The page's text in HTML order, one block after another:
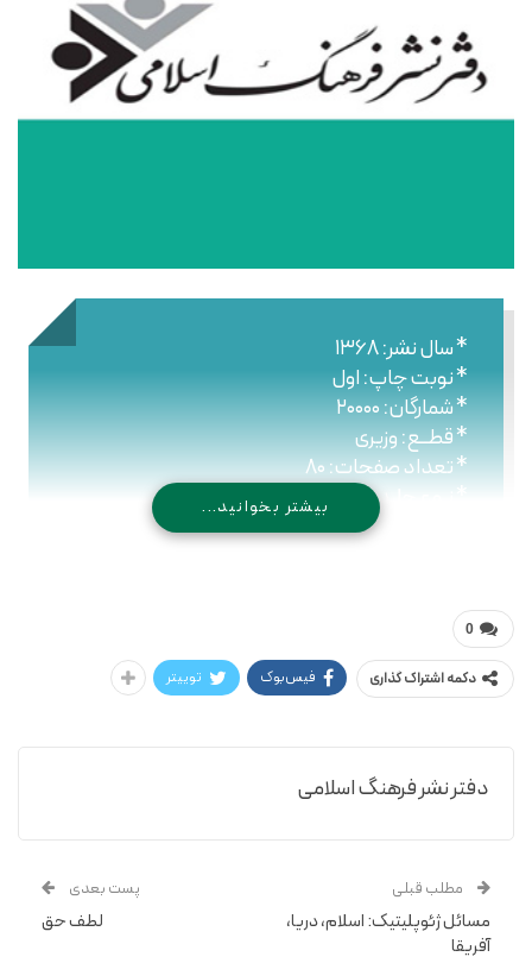
* سال نشر: ۱۳۶۸
* نوبت چاپ: اول
* شمارگان: ۲۰۰۰۰
* قطــع: وزیری
* تعداد صفحات: ۸۰
* نـوع جلـد: گالینگوربیشتر بخوانید...
0
دکمه اشتراک گذاری فیس‌بوک توییتر
دفتر نشر فرهنگ اسلامی
مطلب قبلی
مسائل ژئوپلیتیک: اسلام، دریا،
آفریقا
پست بعدی
لطف حق